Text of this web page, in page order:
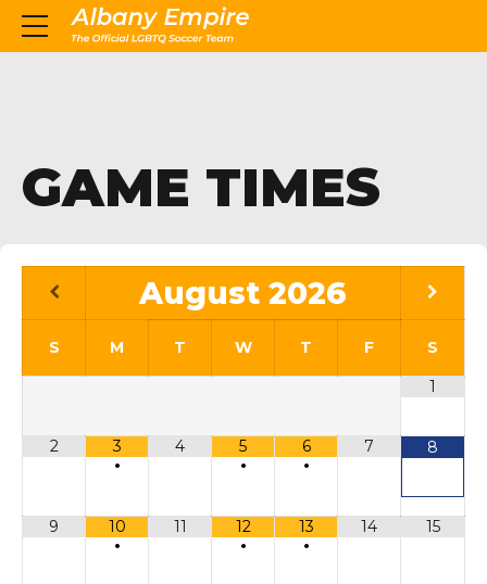
GAME TIMES
August 2026
S M T W T F
S
1
2
3
•
4
5
•
6
•
7 8
9
10
•
11
12
•
13
•
14 15